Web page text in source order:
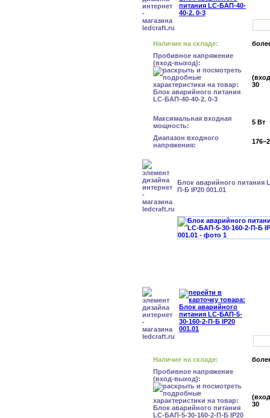
Наличие на складе:
Пробивное напряжение
(вход-выход):
30
Максимальная входная
мощность:
5 Вт
Диапазон входного
напряжения:
Блок аварийного питания
П-Б IP20 001.01
Наличие на складе:
Пробивное напряжение
(вход-выход):
30